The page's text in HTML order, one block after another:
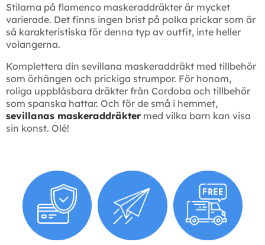
Stilarna på flamenco maskeraddräkter är mycket
varierade. Det finns ingen brist på polka prickar som är
så karakteristiska för denna typ av outfit, inte heller
volangerna.
Komplettera din sevillana maskeraddräkt med tillbehör
som örhängen och prickiga strumpor. För honom,
roliga uppblåsbara dräkter från Cordoba och tillbehör
som spanska hattar. Och för de små i hemmet,
sevillanas maskeraddräkter med vilka barn kan visa
sin konst. Olé!